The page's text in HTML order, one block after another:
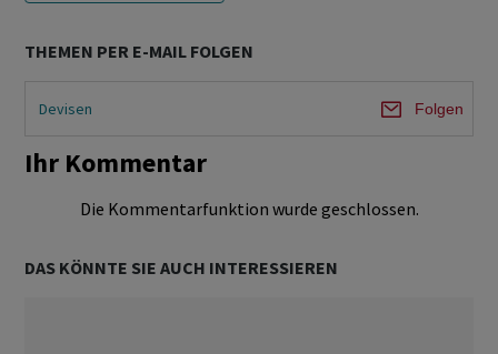
THEMEN PER E-MAIL FOLGEN
Devisen Folgen
Ihr Kommentar
Die Kommentarfunktion wurde geschlossen.
DAS KÖNNTE SIE AUCH INTERESSIEREN